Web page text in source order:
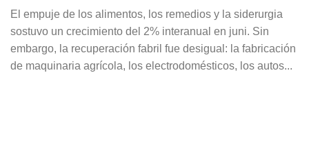
El empuje de los alimentos, los remedios y la siderurgia
sostuvo un crecimiento del 2% interanual en juni. Sin
embargo, la recuperación fabril fue desigual: la fabricación
de maquinaria agrícola, los electrodomésticos, los autos...